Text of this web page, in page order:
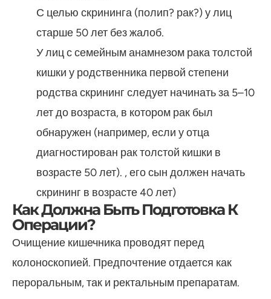
С целью скрининга (полип? рак?) у лиц
старше 50 лет без жалоб.
У лиц с семейным анамнезом рака толстой
кишки у родственника первой степени
родства скрининг следует начинать за 5–10
лет до возраста, в котором рак был
обнаружен (например, если у отца
диагностирован рак толстой кишки в
возрасте 50 лет). , его сын должен начать
скрининг в возрасте 40 лет)
Как Должна Быть Подготовка К
Операции?
Очищение кишечника проводят перед
колоноскопией. Предпочтение отдается как
пероральным, так и ректальным препаратам.